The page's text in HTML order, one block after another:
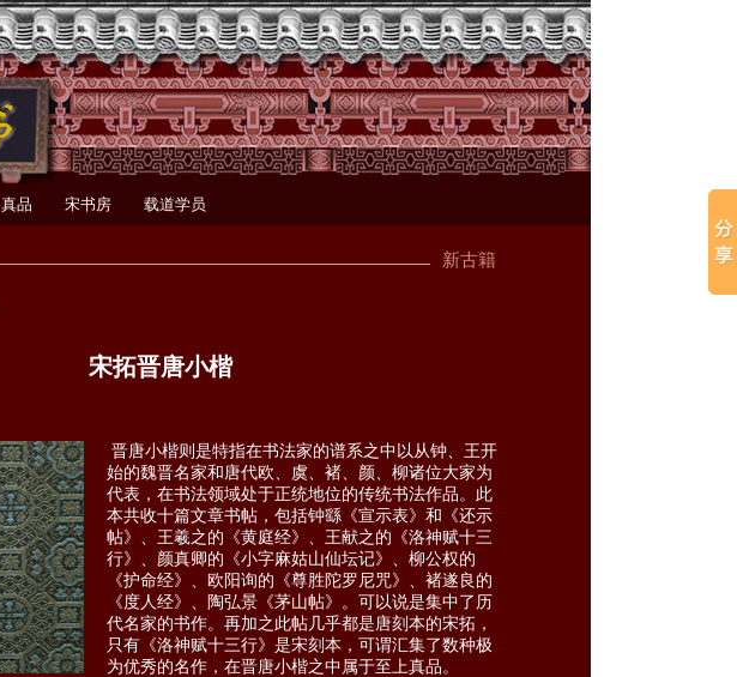
真品 宋书房 载道学员
新古籍
宋拓晋唐小楷
晋唐小楷则是特指在书法家的谱系之中以从钟、王开
始的魏晋名家和唐代欧、虞、褚、颜、柳诸位大家为
代表，在书法领域处于正统地位的传统书法作品。此
本共收十篇文章书帖，包括钟繇《宣示表》和《还示
帖》、王羲之的《黄庭经》、王献之的《洛神赋十三
行》、颜真卿的《小字麻姑山仙坛记》、柳公权的
《护命经》、欧阳询的《尊胜陀罗尼咒》、褚遂良的
《度人经》、陶弘景《茅山帖》。可以说是集中了历
代名家的书作。再加之此帖几乎都是唐刻本的宋拓，
只有《洛神赋十三行》是宋刻本，可谓汇集了数种极
为优秀的名作，在晋唐小楷之中属于至上真品。